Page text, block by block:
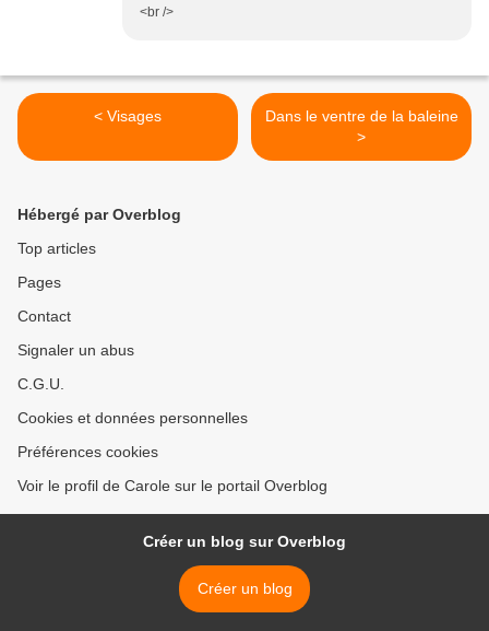
<br />
< Visages
Dans le ventre de la baleine
>
Hébergé par Overblog
Top articles
Pages
Contact
Signaler un abus
C.G.U.
Cookies et données personnelles
Préférences cookies
Voir le profil de Carole sur le portail Overblog
Créer un blog sur Overblog
Créer un blog